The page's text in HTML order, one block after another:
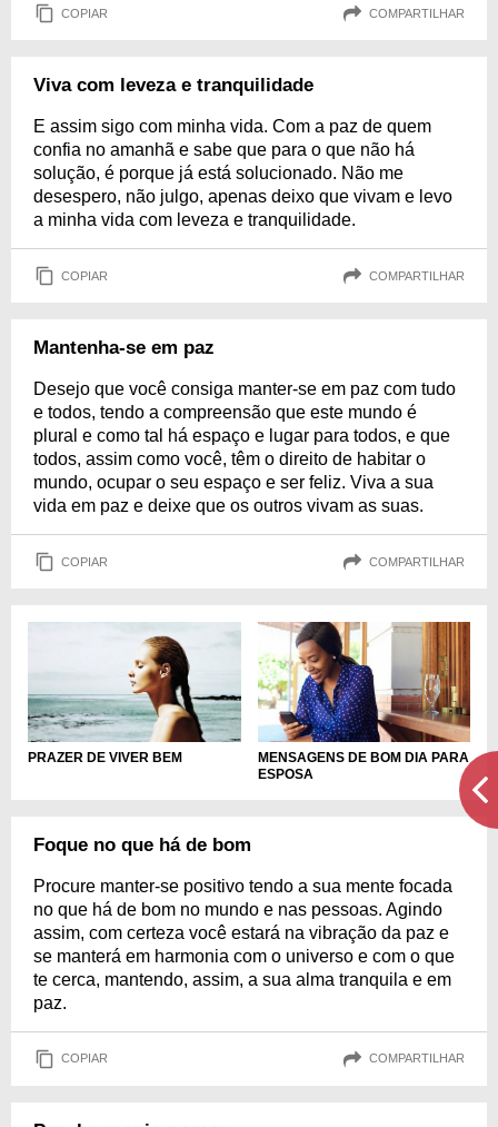
COPIAR COMPARTILHAR
Viva com leveza e tranquilidade
E assim sigo com minha vida. Com a paz de quem
confia no amanhã e sabe que para o que não há
solução, é porque já está solucionado. Não me
desespero, não julgo, apenas deixo que vivam e levo
a minha vida com leveza e tranquilidade.
COPIAR COMPARTILHAR
Mantenha-se em paz
Desejo que você consiga manter-se em paz com tudo
e todos, tendo a compreensão que este mundo é
plural e como tal há espaço e lugar para todos, e que
todos, assim como você, têm o direito de habitar o
mundo, ocupar o seu espaço e ser feliz. Viva a sua
vida em paz e deixe que os outros vivam as suas.
COPIAR COMPARTILHAR
PRAZER DE VIVER BEM
MENSAGENS DE BOM DIA PARA
ESPOSA
Foque no que há de bom
Procure manter-se positivo tendo a sua mente focada
no que há de bom no mundo e nas pessoas. Agindo
assim, com certeza você estará na vibração da paz e
se manterá em harmonia com o universo e com o que
te cerca, mantendo, assim, a sua alma tranquila e em
paz.
COPIAR COMPARTILHAR